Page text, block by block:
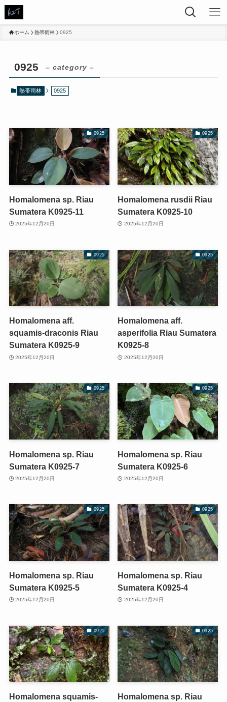
ホーム 熱帯雨林 0925
0925 – category –
熱帯雨林 0925
0925
Homalomena sp. Riau
Sumatera K0925-11
2025年12月20日
0925
Homalomena rusdii Riau
Sumatera K0925-10
2025年12月20日
0925
Homalomena aff.
squamis-draconis Riau
Sumatera K0925-9
2025年12月20日
0925
Homalomena aff.
asperifolia Riau Sumatera
K0925-8
2025年12月20日
0925
Homalomena sp. Riau
Sumatera K0925-7
2025年12月20日
0925
Homalomena sp. Riau
Sumatera K0925-6
2025年12月20日
0925
Homalomena sp. Riau
Sumatera K0925-5
2025年12月20日
0925
Homalomena sp. Riau
Sumatera K0925-4
2025年12月20日
0925
Homalomena squamis-
0925
Homalomena sp. Riau